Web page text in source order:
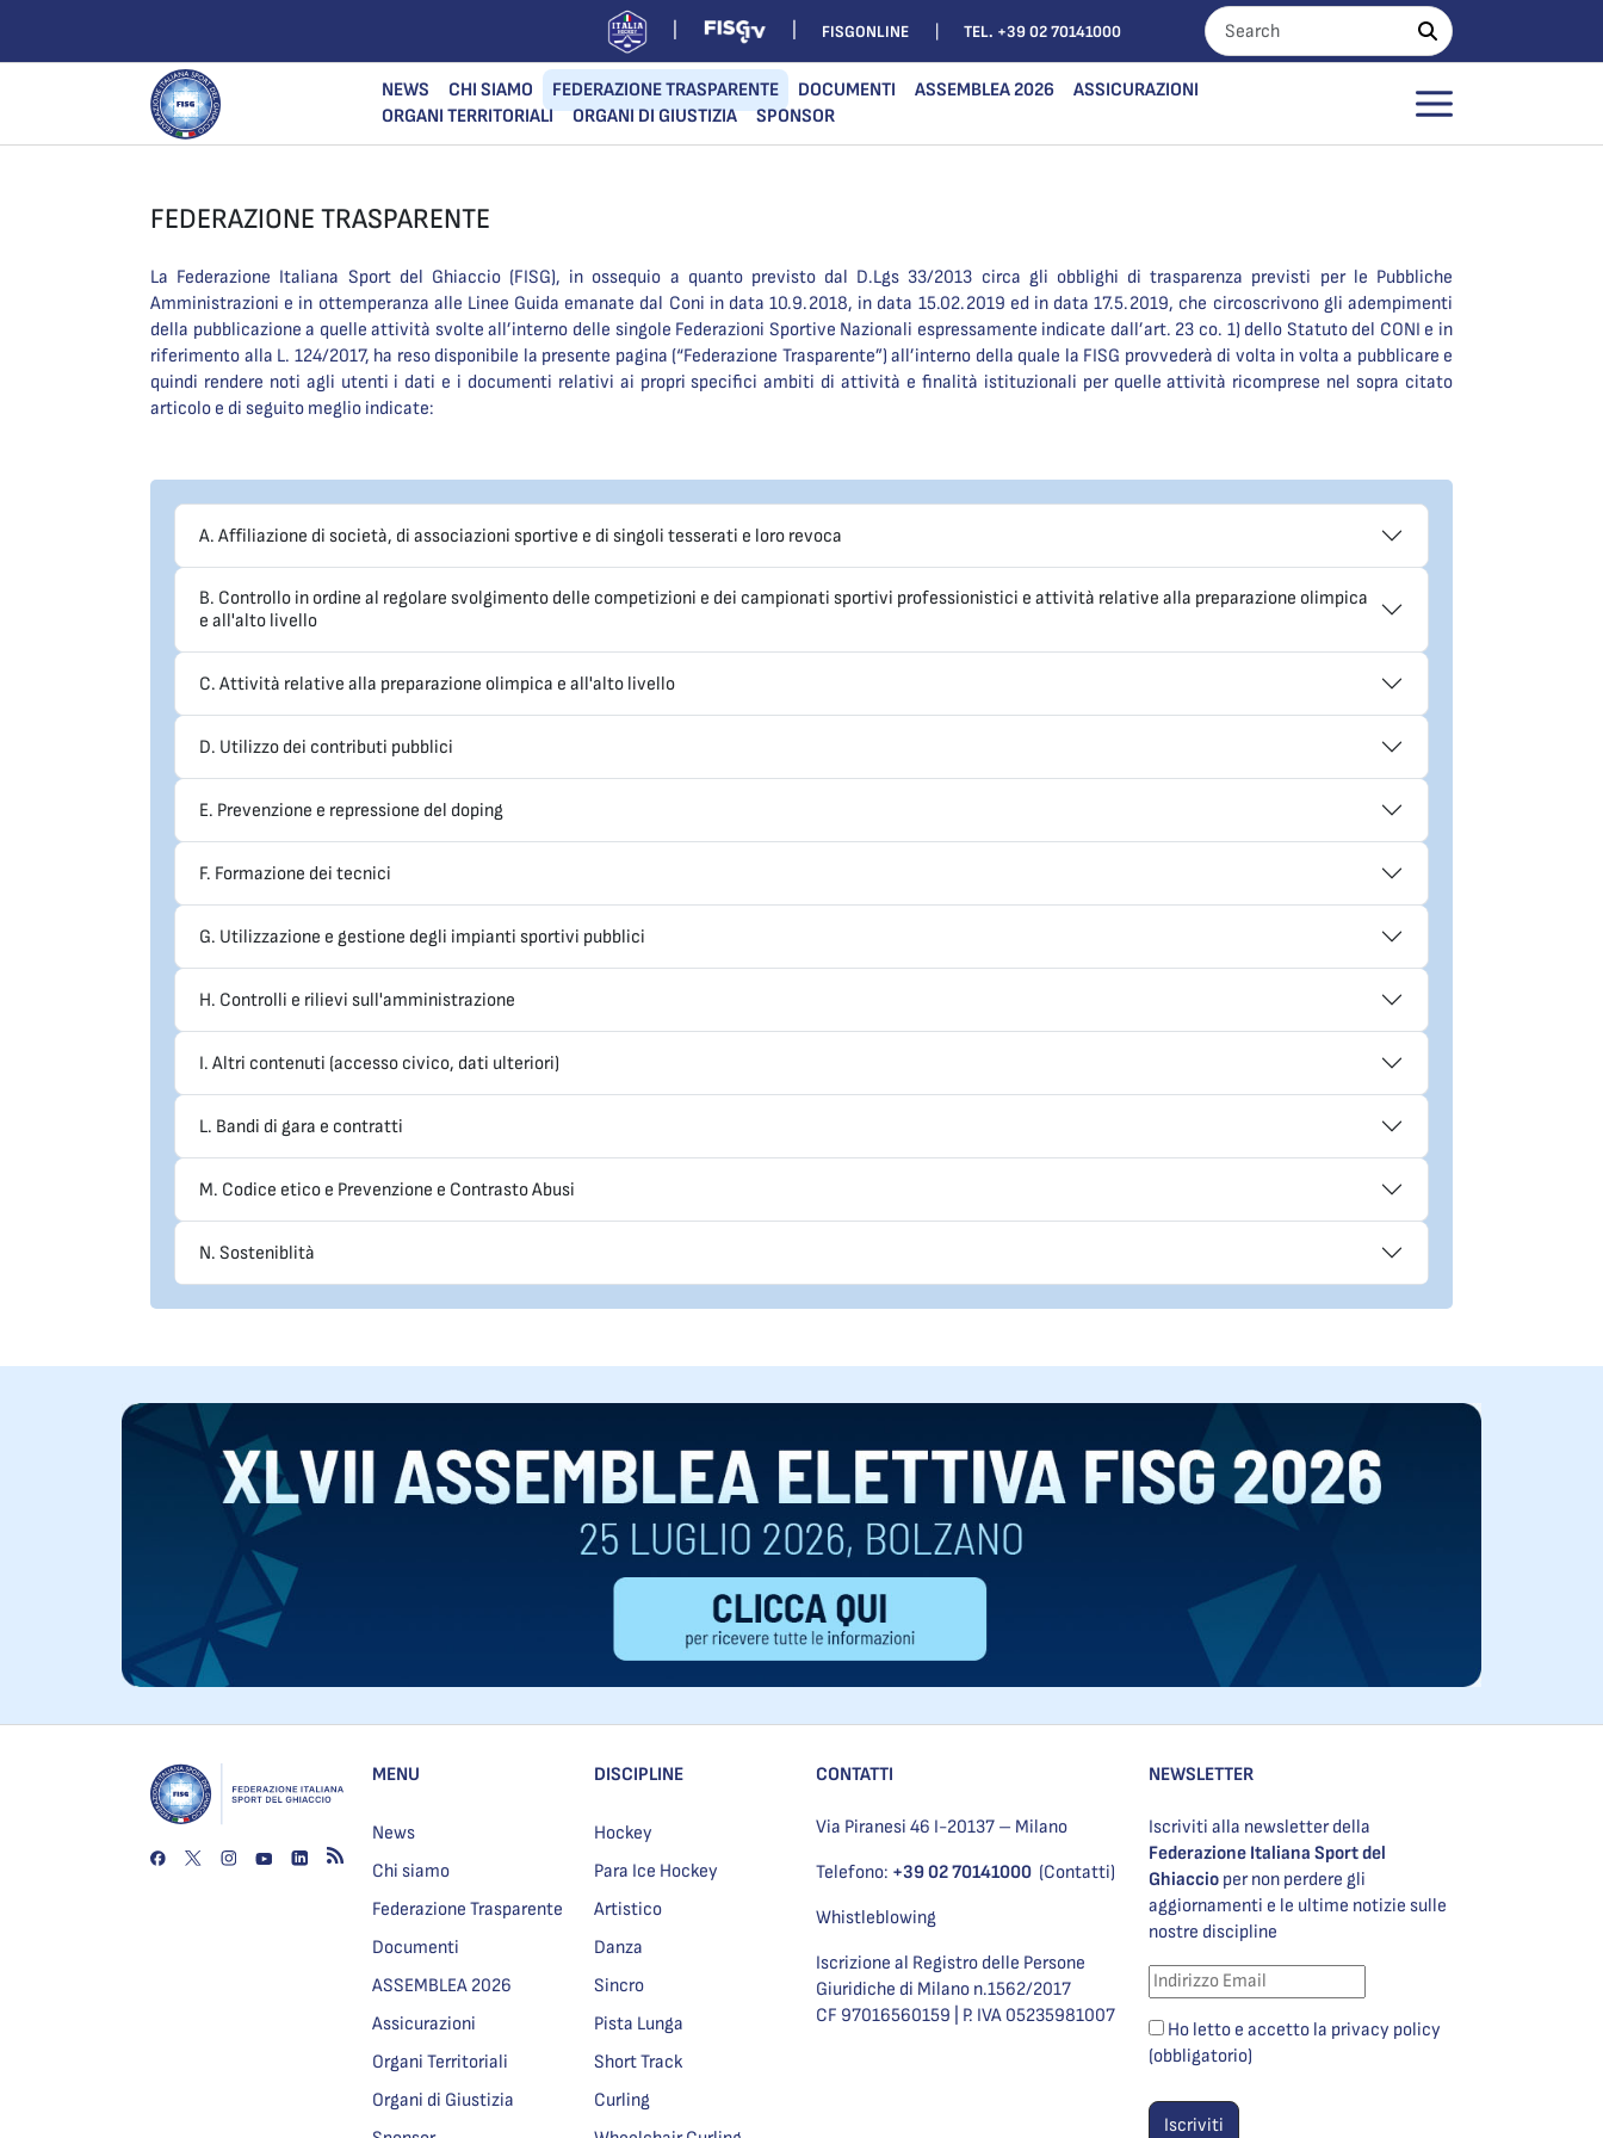
FISGONLINE TEL. +39 02 70141000
NEWS CHI SIAMO FEDERAZIONE TRASPARENTE DOCUMENTI ASSEMBLEA 2026
ASSICURAZIONI
ORGANI TERRITORIALI
ORGANI DI GIUSTIZIA SPONSOR
FEDERAZIONE TRASPARENTE
La Federazione Italiana Sport del Ghiaccio (FISG), in ossequio a quanto previsto dal D.Lgs 33/2013 circa gli obblighi di trasparenza previsti per le Pubbliche
Amministrazioni e in ottemperanza alle Linee Guida emanate dal Coni in data 10.9.2018, in data 15.02.2019 ed in data 17.5.2019, che circoscrivono gli adempimenti
della pubblicazione a quelle attività svolte all’interno delle singole Federazioni Sportive Nazionali espressamente indicate dall’art. 23 co. 1) dello Statuto del CONI e in
riferimento alla L. 124/2017, ha reso disponibile la presente pagina (“Federazione Trasparente”) all’interno della quale la FISG provvederà di volta in volta a pubblicare e
quindi rendere noti agli utenti i dati e i documenti relativi ai propri specifici ambiti di attività e finalità istituzionali per quelle attività ricomprese nel sopra citato
articolo e di seguito meglio indicate:
A. Affiliazione di società, di associazioni sportive e di singoli tesserati e loro revoca
B. Controllo in ordine al regolare svolgimento delle competizioni e dei campionati sportivi professionistici e attività relative alla preparazione olimpica
e all'alto livello
C. Attività relative alla preparazione olimpica e all'alto livello
D. Utilizzo dei contributi pubblici
E. Prevenzione e repressione del doping
F. Formazione dei tecnici
G. Utilizzazione e gestione degli impianti sportivi pubblici
H. Controlli e rilievi sull'amministrazione
I. Altri contenuti (accesso civico, dati ulteriori)
L. Bandi di gara e contratti
M. Codice etico e Prevenzione e Contrasto Abusi
N. Sosteniblità
MENU
News
Chi siamo
Federazione Trasparente
Documenti
ASSEMBLEA 2026
Assicurazioni
Organi Territoriali
Organi di Giustizia
DISCIPLINE
Hockey
Para Ice Hockey
Artistico
Danza
Sincro
Pista Lunga
Short Track
Curling
CONTATTI
Via Piranesi 46 I-20137 – Milano
Telefono: +39 02 70141000 (Contatti)
Whistleblowing
Iscrizione al Registro delle Persone
Giuridiche di Milano n.1562/2017
CF 97016560159 | P. IVA 05235981007
NEWSLETTER
Iscriviti alla newsletter della
Federazione Italiana Sport del
Ghiaccio per non perdere gli
aggiornamenti e le ultime notizie sulle
nostre discipline
Ho letto e accetto la privacy policy
(obbligatorio)